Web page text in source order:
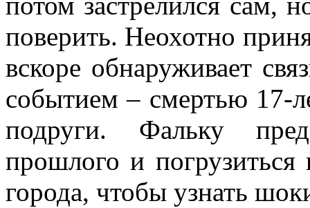
поверить. Неохотно
вскоре обнаруживает
событием – смертью 17-
подруги. Фальку
прошлого и погрузиться
города, чтобы узнать